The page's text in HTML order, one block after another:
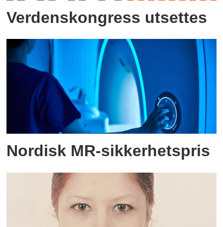
Verdenskongress utsettes
Nordisk MR-sikkerhetspris